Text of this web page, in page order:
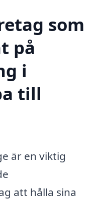
som
på
i
till
är en viktig
att hålla sina